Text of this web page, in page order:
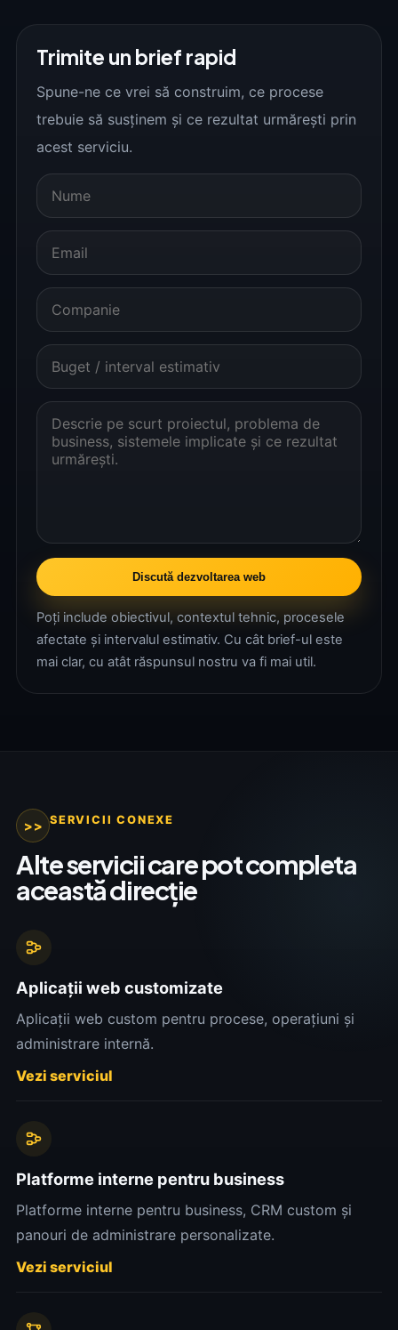
Trimite un brief rapid
Spune-ne ce vrei să construim, ce procese
trebuie să susținem și ce rezultat urmărești prin
acest serviciu.
Discută dezvoltarea web
Poți include obiectivul, contextul tehnic, procesele
afectate și intervalul estimativ. Cu cât brief-ul este
mai clar, cu atât răspunsul nostru va fi mai util.
>> SERVICII CONEXE
Alte servicii care pot completa
această direcție
Aplicații web customizate
Aplicații web custom pentru procese, operațiuni și
administrare internă.
Vezi serviciul
Platforme interne pentru business
Platforme interne pentru business, CRM custom și
panouri de administrare personalizate.
Vezi serviciul